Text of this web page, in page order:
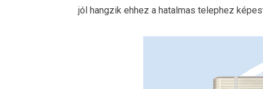
jól hangzik ehhez a hatalmas telephez